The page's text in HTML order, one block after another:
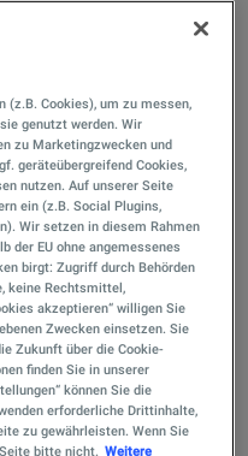
immer
dass Ad-hoc-
sei. Tatsächlich
allerdings gibt es
(z.B. Cookies), um zu messen,
genutzt werden. Wir
zu Marketingzwecken und
geräteübergreifend Cookies,
nutzen. Auf unserer Seite
ein (z.B. Social Plugins,
Wir setzen in diesem Rahmen
der EU ohne angemessenes
birgt: Zugriff durch Behörden
keine Rechtsmittel,
akzeptieren“ willigen Sie
Zwecken einsetzen. Sie
Zukunft über die Cookie-
finden Sie in unserer
können Sie die
erforderliche Drittinhalte,
zu gewährleisten. Wenn Sie
bitte nicht. Weitere